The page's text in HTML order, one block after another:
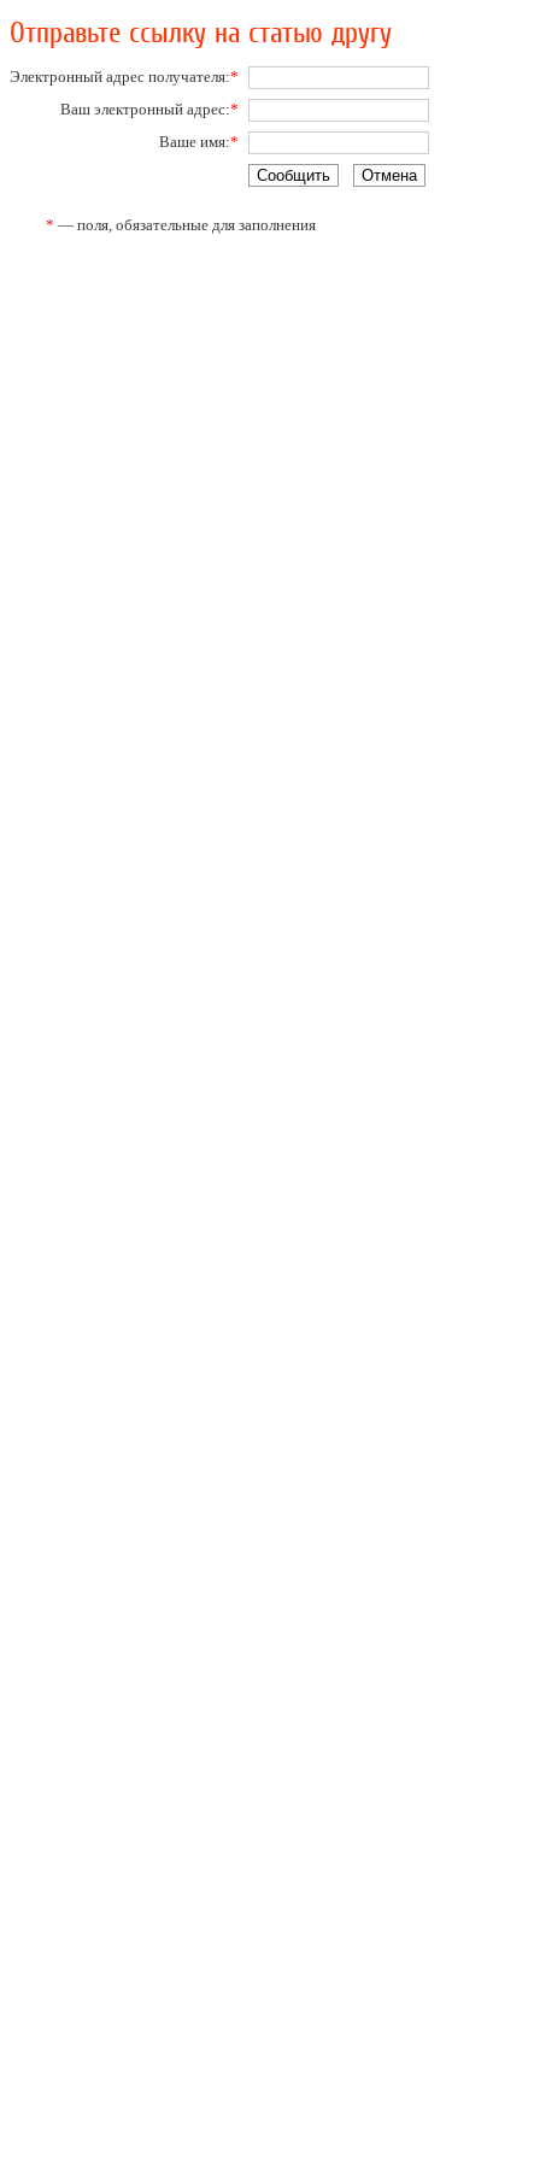
Отправьте ссылку на статью другу
Электронный адрес получателя:*
Ваш электронный адрес:*
Ваше имя:*
* — поля, обязательные для заполнения